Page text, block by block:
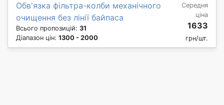
Обв'язка фільтра-колби механічного
очищення без лінії байпаса
Всього пропозицій: 31
Діапазон цін: 1300 - 2000
Середня
ціна
1633
грн/шт.